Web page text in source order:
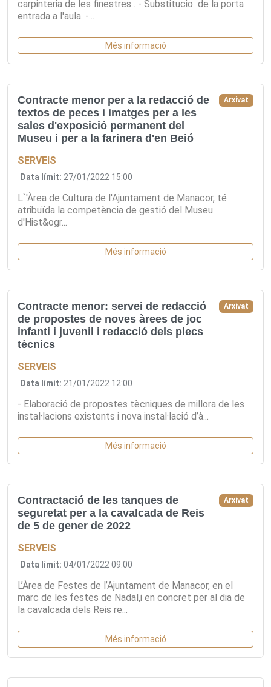
carpinteria de les finestres . - Substitucio de la porta
entrada a l'aula. -...
Més informació
Contracte menor per a la redacció de
textos de peces i imatges per a les
sales d'exposició permanent del
Museu i per a la farinera d'en Beió
Arxivat
SERVEIS
Data límit: 27/01/2022 15:00
L`'Àrea de Cultura de l'Ajuntament de Manacor, té
atribuïda la competència de gestió del Museu
d'Hist&ogr...
Més informació
Contracte menor: servei de redacció
de propostes de noves àrees de joc
infanti i juvenil i redacció dels plecs
tècnics
Arxivat
SERVEIS
Data límit: 21/01/2022 12:00
- Elaboració de propostes tècniques de millora de les
instal·lacions existents i nova instal·lació d’à...
Més informació
Contractació de les tanques de
seguretat per a la cavalcada de Reis
de 5 de gener de 2022
Arxivat
SERVEIS
Data límit: 04/01/2022 09:00
L’Àrea de Festes de l’Ajuntament de Manacor, en el
marc de les festes de Nadal,i en concret per al dia de
la cavalcada dels Reis re...
Més informació